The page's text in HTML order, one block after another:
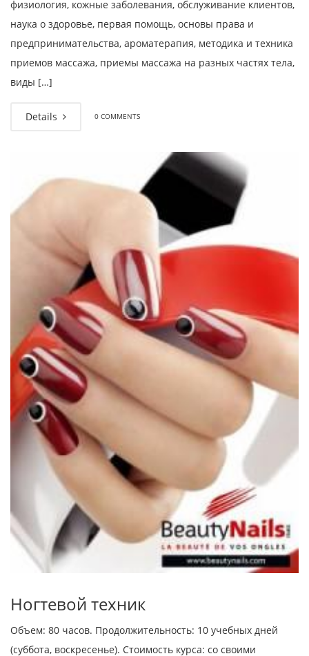
физиология, кожные заболевания, обслуживание клиентов,
наука о здоровье, первая помощь, основы права и
предпринимательства, ароматерапия, методика и техника
приемов массажа, приемы массажа на разных частях тела,
виды […]
Details 0 COMMENTS
Ногтевой техник
Объем: 80 часов. Продолжительность: 10 учебных дней
(суббота, воскресенье). Стоимость курса: со своими